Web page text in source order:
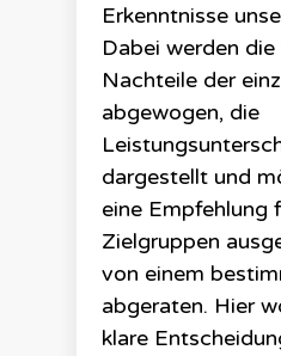
Erkenntnisse
Dabei werden die
Nachteile der
abgewogen, die
dargestellt und
eine Empfehlung
Zielgruppen
von einem
abgeraten. Hier
klare